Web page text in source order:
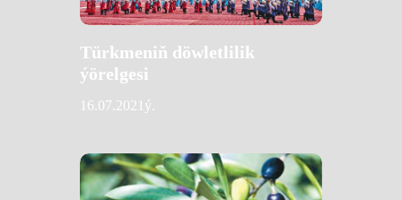
Türkmeniň döwletlilik
ýörelgesi
16.07.2021ý.